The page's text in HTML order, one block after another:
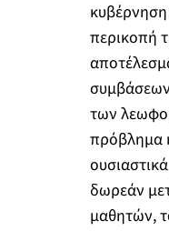
περικοπή
συμβάσεων
των
πρόβλημα
δωρεάν
μαθητών,